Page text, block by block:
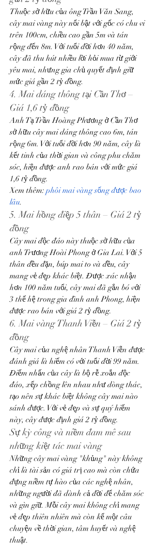
Thuộc sở hữu của ông Trần Văn Sang,
cây mai vàng này nổi bật với gốc có chu vi
trên 100cm, chiều cao gần 5m và tán
rộng đến 8m. Với tuổi đời hơn 40 năm,
cây đã thu hút nhiều lời hỏi mua từ giới
yêu mai, nhưng gia chủ quyết định giữ
mức giá gần 2 tỷ đồng.
4. Mai dáng thông tại Cần Thơ –
Giá 1,6 tỷ đồng
Anh Tạ Trần Hoàng Phương ở Cần Thơ
sở hữu cây mai dáng thông cao 6m, tán
rộng 6m. Với tuổi đời hơn 90 năm, cây là
kết tinh của thời gian và công phu chăm
sóc, hiện được anh rao bán với mức giá
1,6 tỷ đồng.
Xem thêm: phôi mai vàng sống được bao
lâu.
5. Mai hồng điệp 5 thân – Giá 2 tỷ
đồng
Cây mai độc đáo này thuộc sở hữu của
anh Trương Hoài Phong ở Gia Lai. Với 5
thân đều đặn, búp mai to và đều, cây
mang vẻ đẹp khác biệt. Được xác nhận
hơn 100 năm tuổi, cây mai đã gắn bó với
3 thế hệ trong gia đình anh Phong, hiện
được rao bán với giá 2 tỷ đồng.
6. Mai vàng Thanh Viễn – Giá 2 tỷ
đồng
Cây mai của nghệ nhân Thanh Viễn được
đánh giá là hiếm có với tuổi đời 99 năm.
Điểm nhấn của cây là bộ rễ xoắn độc
đáo, xếp chồng lên nhau như dòng thác,
tạo nên sự khác biệt không cây mai nào
sánh được. Với vẻ đẹp và sự quý hiếm
này, cây được định giá 2 tỷ đồng.
Sự kỳ công và niềm đam mê sau
những kiệt tác mai vàng
Những cây mai vàng "khủng" này không
chỉ là tài sản có giá trị cao mà còn chứa
đựng niềm tự hào của các nghệ nhân,
những người đã dành cả đời để chăm sóc
và gìn giữ. Mỗi cây mai không chỉ mang
vẻ đẹp thiên nhiên mà còn kể một câu
chuyện về thời gian, tâm huyết và nghệ
thuật.